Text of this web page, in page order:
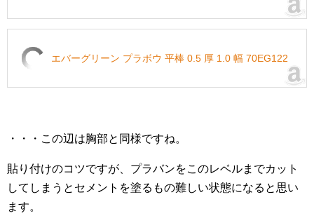
エバーグリーン プラボウ 平棒 0.5 厚 1.0 幅 70EG122
・・・この辺は胸部と同様ですね。
貼り付けのコツですが、プラバンをこのレベルまでカット
してしまうとセメントを塗るもの難しい状態になると思い
ます。